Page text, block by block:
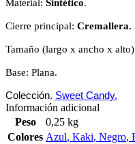
Material: Sintético.
Cierre principal: Cremallera.
Tamaño (largo x ancho x
Base: Plana.
Colección. Sweet Candy.
Información adicional
Peso
0,25 kg
Colores Azul, Kaki, Negro,